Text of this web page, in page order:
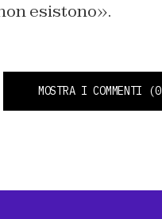
esistono».
MOSTRA I COMMENTI